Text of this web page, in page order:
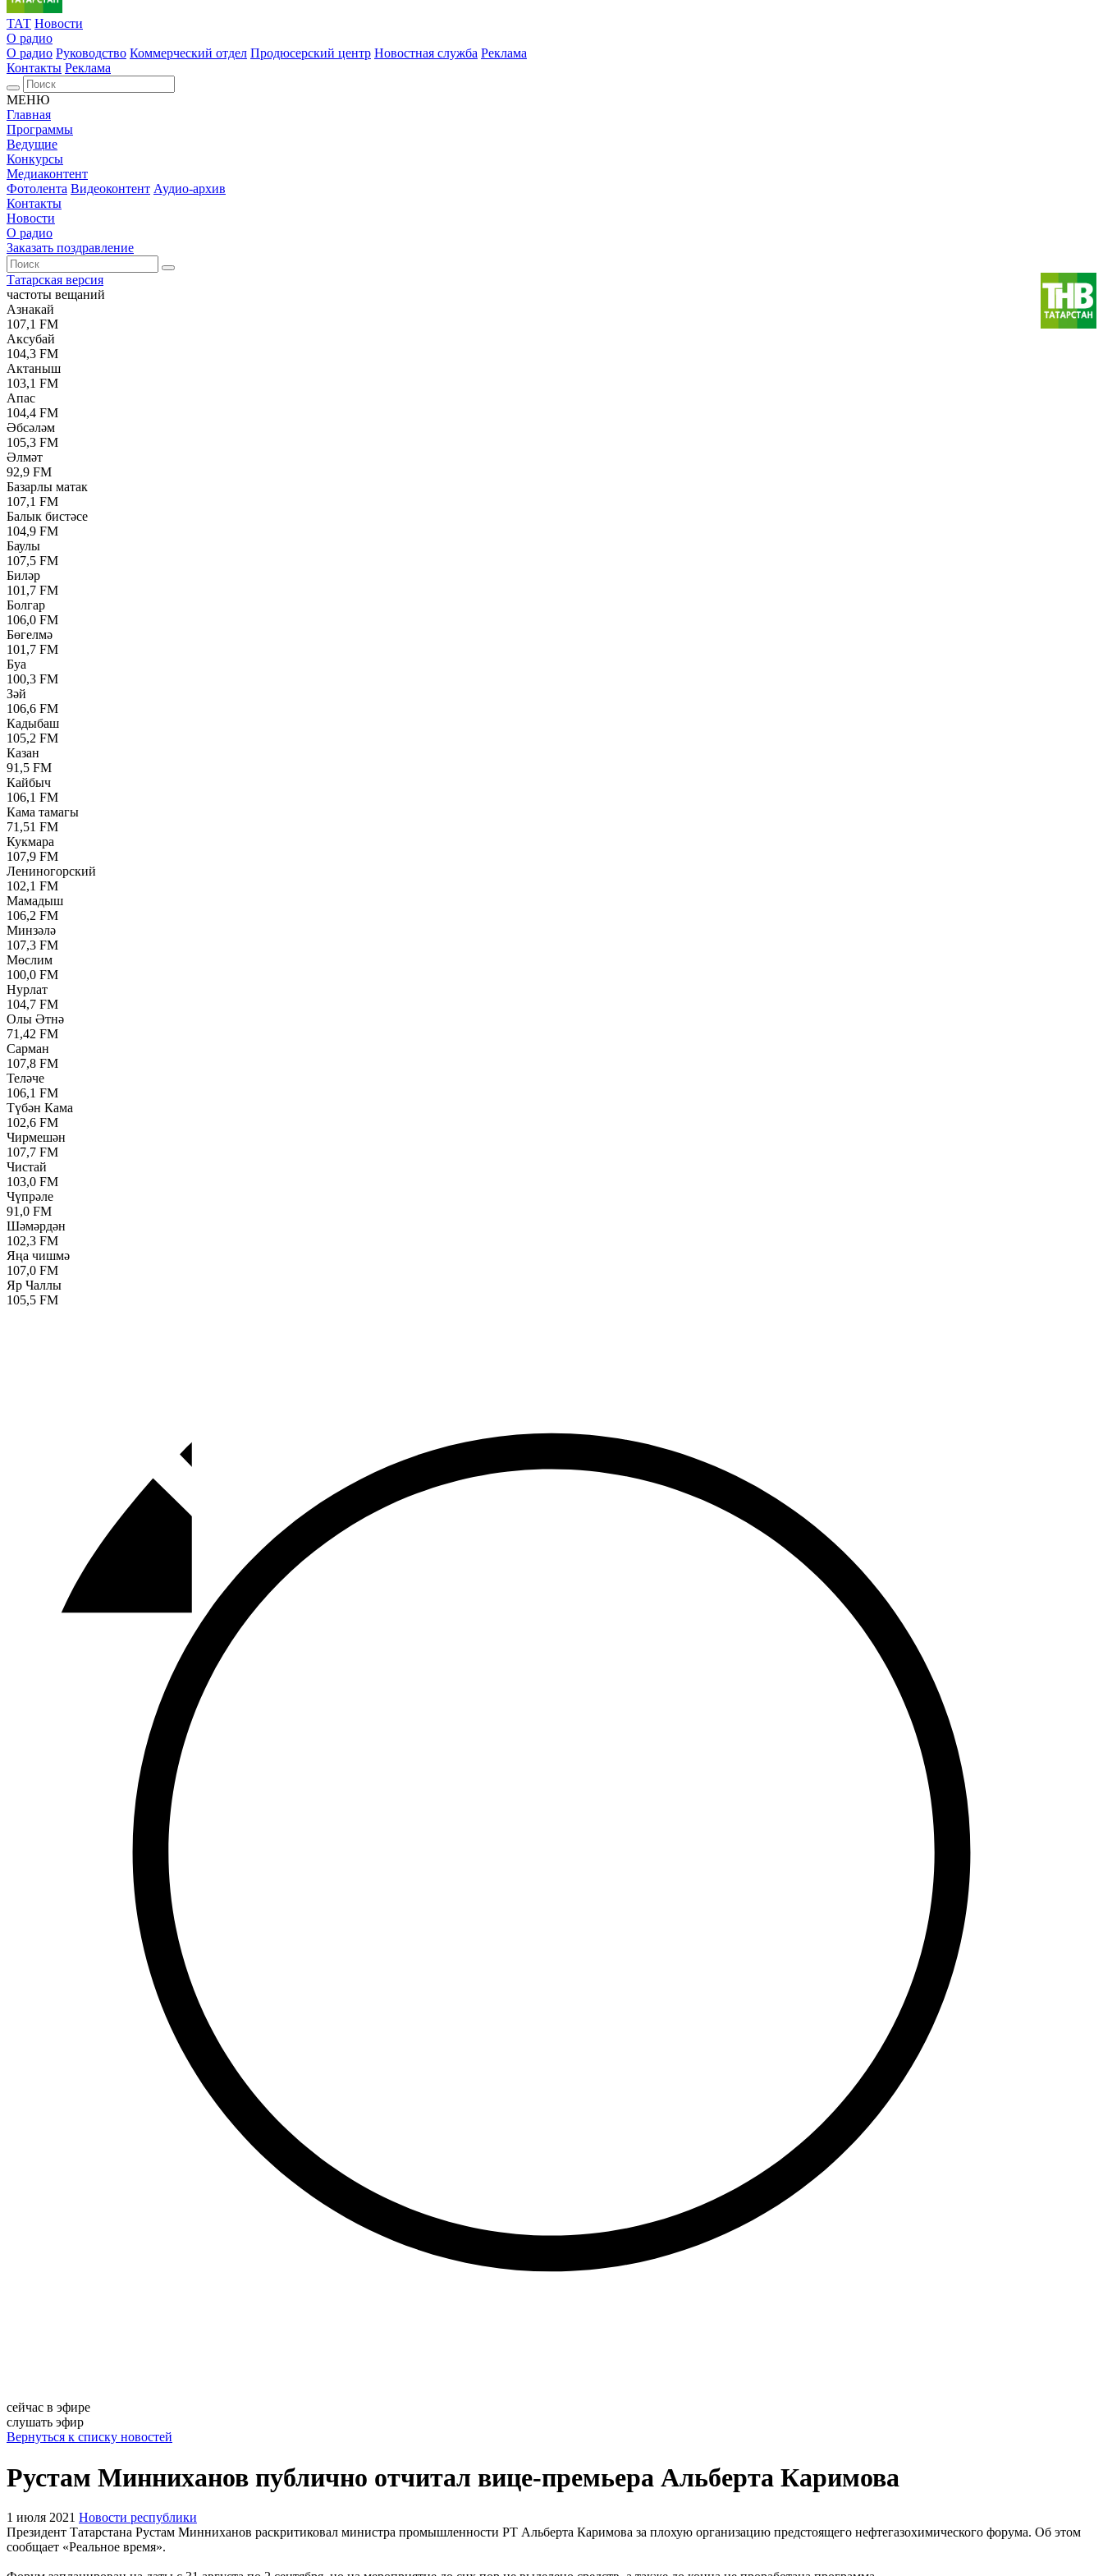
ТАТ Новости
О радио
О радио Руководство Коммерческий отдел Продюсерский центр Новостная служба Реклама
Контакты Реклама
МЕНЮ
Главная
Программы
Ведущие
Конкурсы
Медиаконтент
Фотолента Видеоконтент Аудио-архив
Контакты
Новости
О радио
Заказать поздравление
Татарская версия
частоты вещаний
Азнакай
107,1 FM
Аксубай
104,3 FM
Актаныш
103,1 FM
Апас
104,4 FM
Әбсәләм
105,3 FM
Әлмәт
92,9 FM
Базарлы матак
107,1 FM
Балык бистәсе
104,9 FM
Баулы
107,5 FM
Биләр
101,7 FM
Болгар
106,0 FM
Бөгелмә
101,7 FM
Буа
100,3 FM
Зәй
106,6 FM
Кадыбаш
105,2 FM
Казан
91,5 FM
Кайбыч
106,1 FM
Кама тамагы
71,51 FM
Кукмара
107,9 FM
Лениногорский
102,1 FM
Мамадыш
106,2 FM
Минзәлә
107,3 FM
Мөслим
100,0 FM
Нурлат
104,7 FM
Олы Әтнә
71,42 FM
Сарман
107,8 FM
Теләче
106,1 FM
Түбән Кама
102,6 FM
Чирмешән
107,7 FM
Чистай
103,0 FM
Чүпрәле
91,0 FM
Шәмәрдән
102,3 FM
Яңа чишмә
107,0 FM
Яр Чаллы
105,5 FM
сейчас в эфире
слушать эфир
Вернуться к списку новостей
Рустам Минниханов публично отчитал вице-премьера Альберта Каримова
1 июля 2021 Новости республики
Президент Татарстана Рустам Минниханов раскритиковал министра промышленности РТ Альберта Каримова за плохую организацию предстоящего нефтегазохимического форума. Об этом
сообщает «Реальное время».